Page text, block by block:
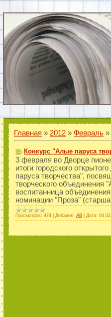
Главная » 2012 » Февраль »
Конкурс "Алые паруса
3 февраля во Дворце
итоги городского
паруса творчества",
творческого объединения
воспитанница
номинации "Проза"
Просмотров: 474 Добавил: AB Дата: